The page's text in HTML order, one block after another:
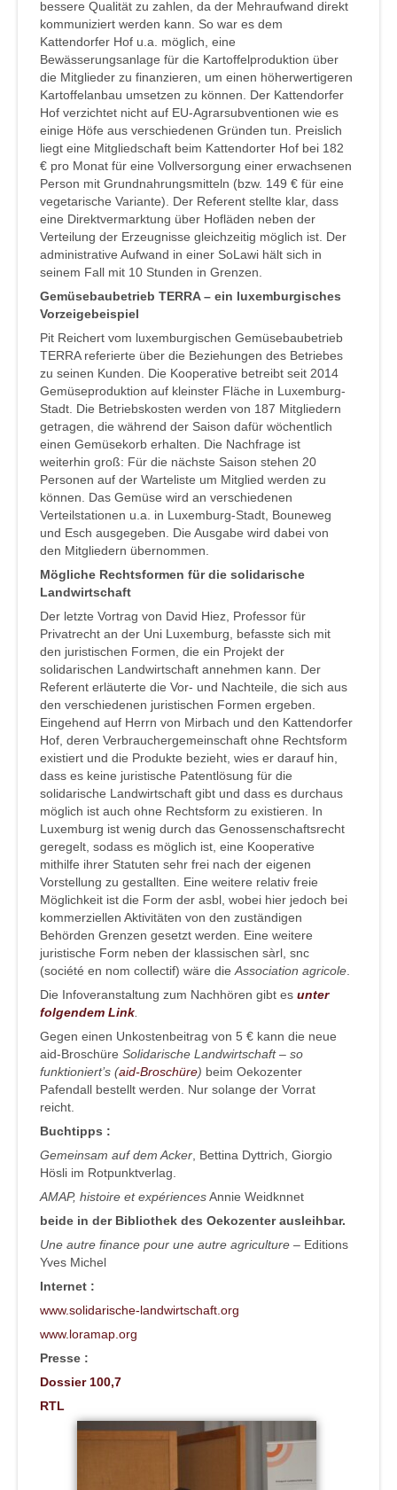
bessere Qualität zu zahlen, da der Mehraufwand direkt
kommuniziert werden kann. So war es dem
Kattendorfer Hof u.a. möglich, eine
Bewässerungsanlage für die Kartoffelproduktion über
die Mitglieder zu finanzieren, um einen höherwertigeren
Kartoffelanbau umsetzen zu können. Der Kattendorfer
Hof verzichtet nicht auf EU-Agrarsubventionen wie es
einige Höfe aus verschiedenen Gründen tun. Preislich
liegt eine Mitgliedschaft beim Kattendorter Hof bei 182
€ pro Monat für eine Vollversorgung einer erwachsenen
Person mit Grundnahrungsmitteln (bzw. 149 € für eine
vegetarische Variante). Der Referent stellte klar, dass
eine Direktvermarktung über Hofläden neben der
Verteilung der Erzeugnisse gleichzeitig möglich ist. Der
administrative Aufwand in einer SoLawi hält sich in
seinem Fall mit 10 Stunden in Grenzen.
Gemüsebaubetrieb TERRA – ein luxemburgisches
Vorzeigebeispiel
Pit Reichert vom luxemburgischen Gemüsebaubetrieb
TERRA referierte über die Beziehungen des Betriebes
zu seinen Kunden. Die Kooperative betreibt seit 2014
Gemüseproduktion auf kleinster Fläche in Luxemburg-
Stadt. Die Betriebskosten werden von 187 Mitgliedern
getragen, die während der Saison dafür wöchentlich
einen Gemüsekorb erhalten. Die Nachfrage ist
weiterhin groß: Für die nächste Saison stehen 20
Personen auf der Warteliste um Mitglied werden zu
können. Das Gemüse wird an verschiedenen
Verteilstationen u.a. in Luxemburg-Stadt, Bouneweg
und Esch ausgegeben. Die Ausgabe wird dabei von
den Mitgliedern übernommen.
Mögliche Rechtsformen für die solidarische
Landwirtschaft
Der letzte Vortrag von David Hiez, Professor für
Privatrecht an der Uni Luxemburg, befasste sich mit
den juristischen Formen, die ein Projekt der
solidarischen Landwirtschaft annehmen kann. Der
Referent erläuterte die Vor- und Nachteile, die sich aus
den verschiedenen juristischen Formen ergeben.
Eingehend auf Herrn von Mirbach und den Kattendorfer
Hof, deren Verbrauchergemeinschaft ohne Rechtsform
existiert und die Produkte bezieht, wies er darauf hin,
dass es keine juristische Patentlösung für die
solidarische Landwirtschaft gibt und dass es durchaus
möglich ist auch ohne Rechtsform zu existieren. In
Luxemburg ist wenig durch das Genossenschaftsrecht
geregelt, sodass es möglich ist, eine Kooperative
mithilfe ihrer Statuten sehr frei nach der eigenen
Vorstellung zu gestallten. Eine weitere relativ freie
Möglichkeit ist die Form der asbl, wobei hier jedoch bei
kommerziellen Aktivitäten von den zuständigen
Behörden Grenzen gesetzt werden. Eine weitere
juristische Form neben der klassischen sàrl, snc
(société en nom collectif) wäre dieAssociation agricole.
Die Infoveranstaltung zum Nachhören gibt es unter
folgendem Link.
Gegen einen Unkostenbeitrag von 5 € kann die neue
aid-Broschüre Solidarische Landwirtschaft – so
funktioniert’s (aid-Broschüre) beim Oekozenter
Pafendall bestellt werden. Nur solange der Vorrat
reicht.
Buchtipps :
Gemeinsam auf dem Acker, Bettina Dyttrich, Giorgio
Hösli im Rotpunktverlag.
AMAP, histoire et expériencesAnnie Weidknnet
beide in der Bibliothek des Oekozenter ausleihbar.
Une autre finance pour une autre agriculture – Editions
Yves Michel
Internet :
www.solidarische-landwirtschaft.org
www.loramap.org
Presse :
Dossier 100,7
RTL